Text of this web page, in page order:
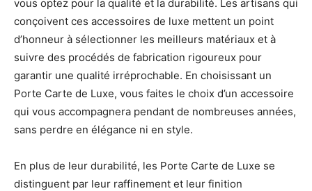
vous optez pour la qualité et la durabilité. Les artisans qui
conçoivent ces accessoires de luxe mettent un point
d’honneur à sélectionner les meilleurs matériaux et à
suivre des procédés de fabrication rigoureux pour
garantir une qualité irréprochable. En choisissant un
Porte Carte de Luxe, vous faites le choix d’un accessoire
qui vous accompagnera pendant de nombreuses années,
sans perdre en élégance ni en style.
En plus de leur durabilité, les Porte Carte de Luxe se
distinguent par leur raffinement et leur finition